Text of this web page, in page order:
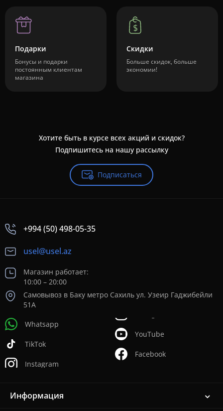
Подарки
Бонусы и подарки
постоянным клиентам
магазина
Скидки
Больше скидок, больше
экономии!
Хотите быть в курсе всех акций и скидок?
Подпишитесь на нашу рассылку
Подписаться
+994 (50) 498-05-35
usel@usel.az
Магазин работает:
10:00 – 20:00
Самовывоз в Баку метро Сахиль ул. Узеир Гаджибейли
51А
Whatsapp
TikTok
Instagram
YouTube
Facebook
Информация